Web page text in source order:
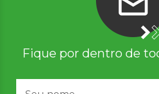
Fique por dentro de